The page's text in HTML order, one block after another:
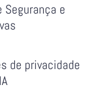
Segurança e
de privacidade